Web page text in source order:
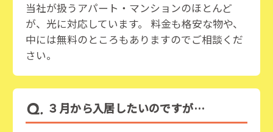
当社が扱うアパート・マンションのほとんど
が、光に対応しています。 料金も格安な物や、
中には無料のところもありますのでご相談くだ
さい。
３月から入居したいのですが…